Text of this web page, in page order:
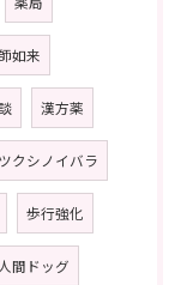
如来
漢方薬
ツクシノイバラ
歩行強化
人間ドッグ